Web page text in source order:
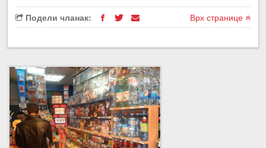
Подели чланак: Врх странице